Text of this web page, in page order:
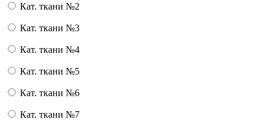
Кат. ткани №2
Кат. ткани №3
Кат. ткани №4
Кат. ткани №5
Кат. ткани №6
Кат. ткани №7